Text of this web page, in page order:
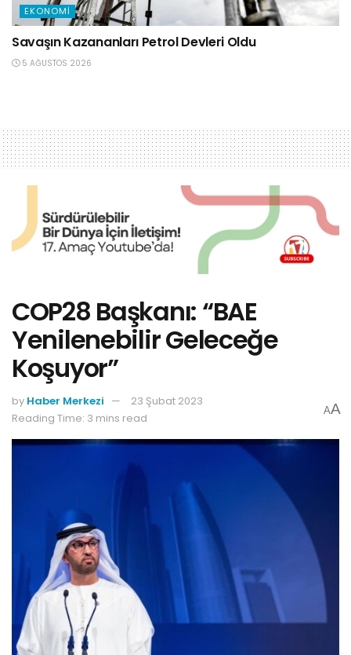
EKONOMI
Savaşın Kazananları Petrol Devleri Oldu
5 AĞUSTOS 2026
COP28 Başkanı: “BAE
Yenilenebilir Geleceğe
Koşuyor”
by Haber Merkezi
23 Şubat 2023
Reading Time: 3 mins read
AA